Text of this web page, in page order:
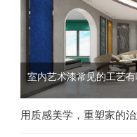
室内艺术漆常见的工艺
用质感美学，重塑家的